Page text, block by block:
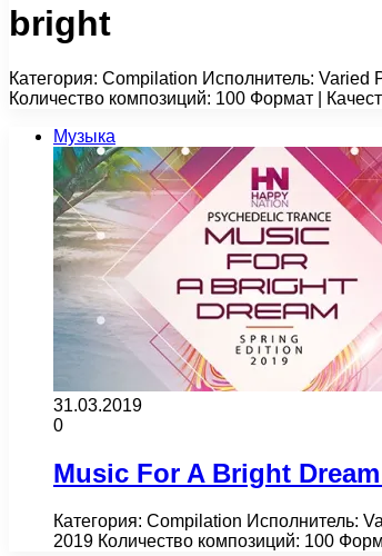
bright
Категория: Compilation Исполнитель:
Количество композиций: 100 Формат |
Музыка
31.03.2019
0
Music For A Bright Dream
Категория: Compilation Исполнитель:
2019 Количество композиций: 100